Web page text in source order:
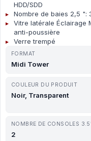
HDD/SDD
Nombre de baies 2,5 ":
Vitre latérale Éclairage
anti-poussière
Verre trempé
FORMAT
Midi Tower
COULEUR DU PRODUIT
Noir, Transparent
NOMBRE DE CONSOLES
2